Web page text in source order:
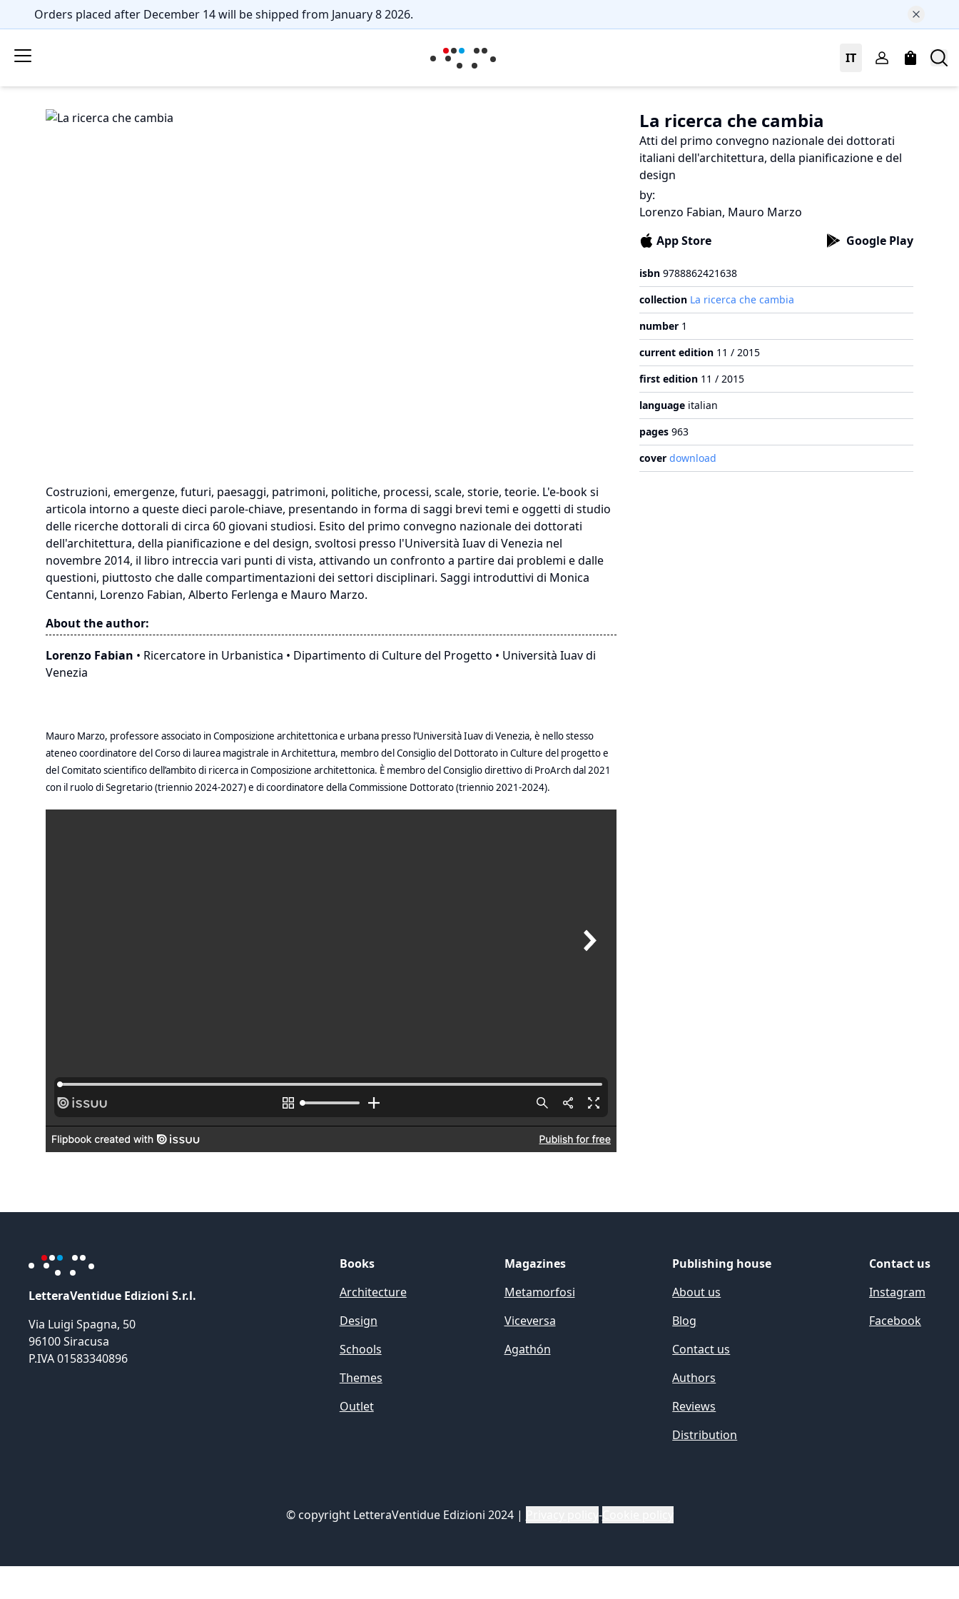
Orders placed after December 14 will be shipped from January 8 2026.
IT
La ricerca che cambia
Atti del primo convegno nazionale dei dottorati
italiani dell'architettura, della pianificazione e del
design
by:
Lorenzo Fabian, Mauro Marzo
App Store
Google Play
isbn 9788862421638
collection La ricerca che cambia
number 1
current edition 11 / 2015
first edition 11 / 2015
language italian
pages 963
cover download
Costruzioni, emergenze, futuri, paesaggi, patrimoni, politiche, processi, scale, storie, teorie. L'e-book si
articola intorno a queste dieci parole-chiave, presentando in forma di saggi brevi temi e oggetti di studio
delle ricerche dottorali di circa 60 giovani studiosi. Esito del primo convegno nazionale dei dottorati
dell'architettura, della pianificazione e del design, svoltosi presso l'Università Iuav di Venezia nel
novembre 2014, il libro intreccia vari punti di vista, attivando un confronto a partire dai problemi e dalle
questioni, piuttosto che dalle compartimentazioni dei settori disciplinari. Saggi introduttivi di Monica
Centanni, Lorenzo Fabian, Alberto Ferlenga e Mauro Marzo.
About the author:
Lorenzo Fabian • Ricercatore in Urbanistica • Dipartimento di Culture del Progetto • Università Iuav di
Venezia
Mauro Marzo, professore associato in Composizione architettonica e urbana presso l’Università Iuav di Venezia, è nello stesso
ateneo coordinatore del Corso di laurea magistrale in Architettura, membro del Consiglio del Dottorato in Culture del progetto e
del Comitato scientifico dell’ambito di ricerca in Composizione architettonica. È membro del Consiglio direttivo di ProArch dal 2021
con il ruolo di Segretario (triennio 2024-2027) e di coordinatore della Commissione Dottorato (triennio 2021-2024).
LetteraVentidue Edizioni S.r.l.
Via Luigi Spagna, 50
96100 Siracusa
P.IVA 01583340896
Books
Architecture
Design
Schools
Themes
Outlet
Magazines
Metamorfosi
Viceversa
Agathón
Publishing house
About us
Blog
Contact us
Authors
Reviews
Distribution
Contact us
Instagram
Facebook
© copyright LetteraVentidue Edizioni 2024 | -Cookie policy